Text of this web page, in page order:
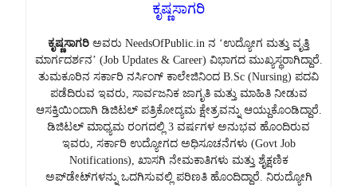
ಕೃಷ್ಣಸಾಗರಿ
ಕೃಷ್ಣಸಾಗರಿ ಅವರು NeedsOfPublic.in ನ ‘ಉದ್ಯೋಗ ಮತ್ತು ವೃತ್ತಿ
ಮಾರ್ಗದರ್ಶನ’ (Job Updates & Career) ವಿಭಾಗದ ಮುಖ್ಯಸ್ಥರಾಗಿದ್ದಾರೆ.
ತುಮಕೂರಿನ ಸರ್ಕಾರಿ ನರ್ಸಿಂಗ್ ಕಾಲೇಜಿನಿಂದ B.Sc (Nursing) ಪದವಿ
ಪಡೆದಿರುವ ಇವರು, ಸಾರ್ವಜನಿಕ ಜಾಗೃತಿ ಮತ್ತು ಮಾಹಿತಿ ನೀಡುವ
ಆಸಕ್ತಿಯಿಂದಾಗಿ ಡಿಜಿಟಲ್ ಪತ್ರಿಕೋದ್ಯಮ ಕ್ಷೇತ್ರವನ್ನು ಆಯ್ದುಕೊಂಡಿದ್ದಾರೆ.
ಡಿಜಿಟಲ್ ಮಾಧ್ಯಮ ರಂಗದಲ್ಲಿ 3 ವರ್ಷಗಳ ಅನುಭವ ಹೊಂದಿರುವ
ಇವರು, ಸರ್ಕಾರಿ ಉದ್ಯೋಗದ ಅಧಿಸೂಚನೆಗಳು (Govt Job
Notifications), ಖಾಸಗಿ ನೇಮಕಾತಿಗಳು ಮತ್ತು ಶೈಕ್ಷಣಿಕ
ಅಪ್‌ಡೇಟ್‌ಗಳನ್ನು ಒದಗಿಸುವಲ್ಲಿ ಪರಿಣತಿ ಹೊಂದಿದ್ದಾರೆ. ನಿರುದ್ಯೋಗಿ